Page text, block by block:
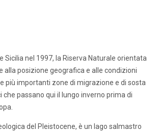
Sicilia nel 1997, la Riserva Naturale orientata
alla posizione geografica e alle condizioni
più importanti zone di migrazione e di sosta
che passano qui il lungo inverno prima di
del Pleistocene, è un lago salmastro